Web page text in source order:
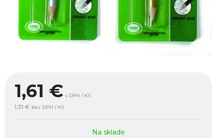
1,61 € s DPH / KS
1,31 € bez DPH / KS
Na sklade